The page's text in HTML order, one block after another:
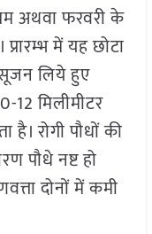
अथवा फरवरी के
में यह छोटा
लिये हुए
12 मिलीमीटर
है। रोगी पौधों की
पौधे नष्ट हो
दोनों में कमी